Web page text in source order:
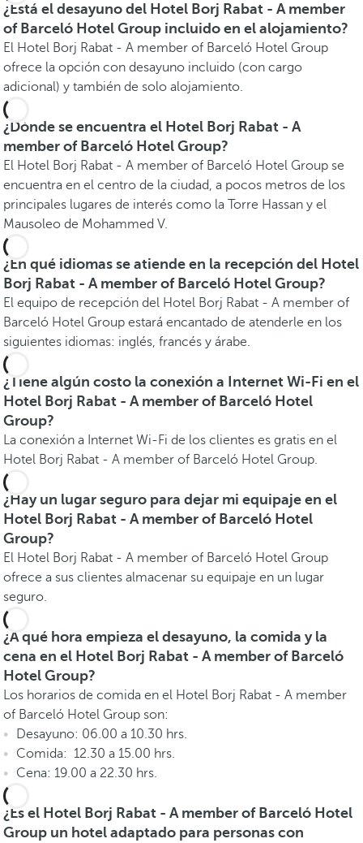
¿Está el desayuno del Hotel Borj Rabat - A member
of Barceló Hotel Group incluido en el alojamiento?
El Hotel Borj Rabat - A member of Barceló Hotel Group
ofrece la opción con desayuno incluido (con cargo
adicional) y también de solo alojamiento.
¿Dónde se encuentra el Hotel Borj Rabat - A
member of Barceló Hotel Group?
El Hotel Borj Rabat - A member of Barceló Hotel Group se
encuentra en el centro de la ciudad, a pocos metros de los
principales lugares de interés como la Torre Hassan y el
Mausoleo de Mohammed V.
¿En qué idiomas se atiende en la recepción del Hotel
Borj Rabat - A member of Barceló Hotel Group?
El equipo de recepción del Hotel Borj Rabat - A member of
Barceló Hotel Group estará encantado de atenderle en los
siguientes idiomas: inglés, francés y árabe.
¿Tiene algún costo la conexión a Internet Wi-Fi en el
Hotel Borj Rabat - A member of Barceló Hotel
Group?
La conexión a Internet Wi-Fi de los clientes es gratis en el
Hotel Borj Rabat - A member of Barceló Hotel Group.
¿Hay un lugar seguro para dejar mi equipaje en el
Hotel Borj Rabat - A member of Barceló Hotel
Group?
El Hotel Borj Rabat - A member of Barceló Hotel Group
ofrece a sus clientes almacenar su equipaje en un lugar
seguro.
¿A qué hora empieza el desayuno, la comida y la
cena en el Hotel Borj Rabat - A member of Barceló
Hotel Group?
Los horarios de comida en el Hotel Borj Rabat - A member
of Barceló Hotel Group son:
Desayuno: 06.00 a 10.30 hrs.
Comida: 12.30 a 15.00 hrs.
Cena: 19.00 a 22.30 hrs.
¿Es el Hotel Borj Rabat - A member of Barceló Hotel
Group un hotel adaptado para personas con